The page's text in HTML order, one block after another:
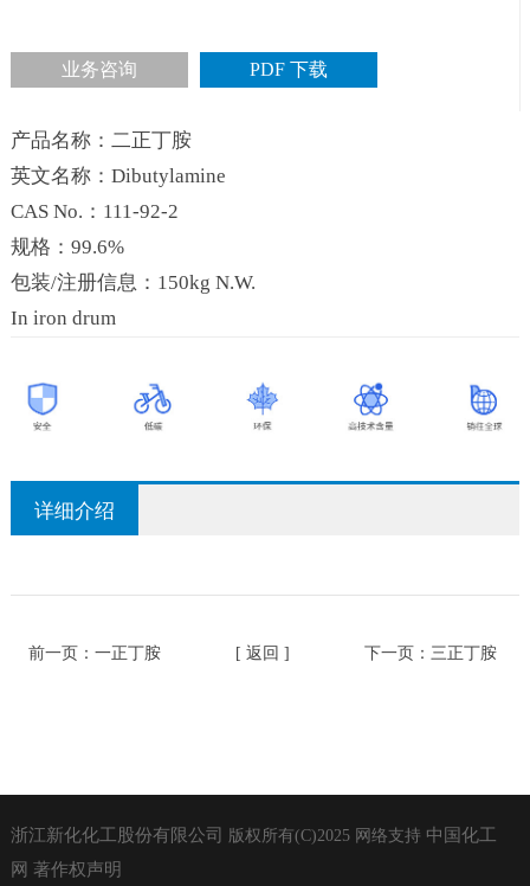
业务咨询 PDF 下载
产品名称：二正丁胺
英文名称：Dibutylamine
CAS No.：111-92-2
规格：99.6%
包装/注册信息：150kg N.W.
In iron drum
详细介绍
前一页： 一正丁胺 [ 返回 ] 下一页： 三正丁胺
浙江新化化工股份有限公司 版权所有(C)2025网络支持 中国化工
网 著作权声明